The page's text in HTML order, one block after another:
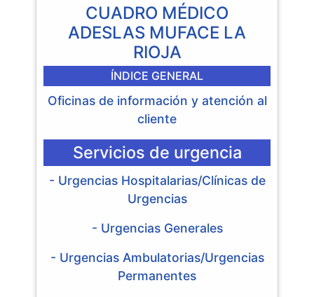
CUADRO MÉDICO
ADESLAS MUFACE LA
RIOJA
ÍNDICE GENERAL
Oficinas de información y atención al
cliente
Servicios de urgencia
- Urgencias Hospitalarias/Clínicas de
Urgencias
- Urgencias Generales
- Urgencias Ambulatorias/Urgencias
Permanentes